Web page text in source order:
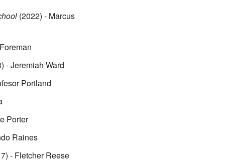
(2022) - Marcus
- Jeremiah Ward
Portland
Porter
Raines
- Fletcher Reese